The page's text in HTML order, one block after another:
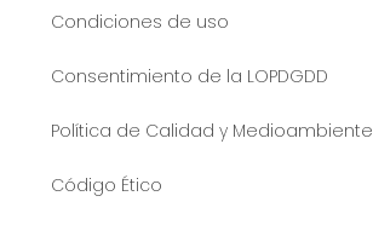
Condiciones de uso
Consentimiento de la LOPDGDD
Política de Calidad y Medioambiente
Código Ético